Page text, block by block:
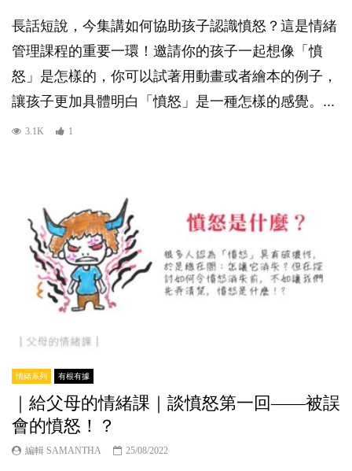
長話短說，今集講如何協助孩子認識憤怒？這是情緒
管理課程的重要一環！邀請你的孩子一起想像「憤
怒」是怎樣的，你可以試著用動畫或者繪本的例子，
讓孩子更加具體明白「憤怒」是一種怎樣的感覺。...
3.1K 1
情緒系列 有根有據
｜給父母的情緒課｜談憤怒第一回——被誤
會的憤怒！？
編輯 SAMANTHA 25/08/2022